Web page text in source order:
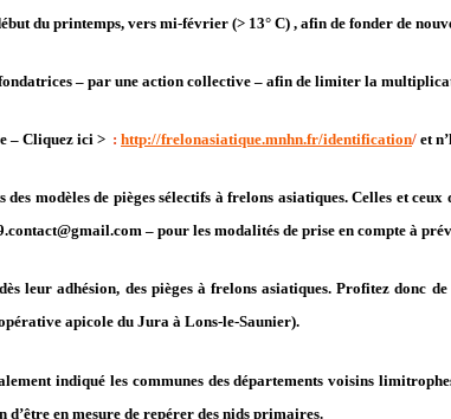
du printemps, vers mi-février (> 13° C) , afin de fonder de
– par une action collective – afin de limiter la
– Cliquez ici > : http://frelonasiatique.mnhn.fr/identification/ et
modèles de pièges sélectifs à frelons asiatiques. Celles et
– pour les modalités de prise en compte à
leur adhésion, des pièges à frelons asiatiques. Profitez donc
apicole du Jura à Lons-le-Saunier).
indiqué les communes des départements voisins
en mesure de repérer des nids primaires.